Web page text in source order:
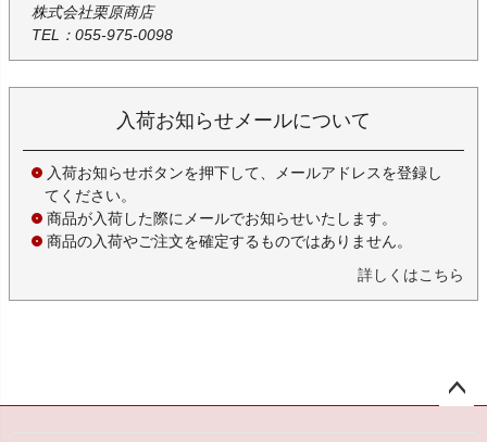
株式会社栗原商店
TEL：055-975-0098
入荷お知らせメールについて
入荷お知らせボタンを押下して、メールアドレスを登録し
てください。
商品が入荷した際にメールでお知らせいたします。
商品の入荷やご注文を確定するものではありません。
詳しくはこちら